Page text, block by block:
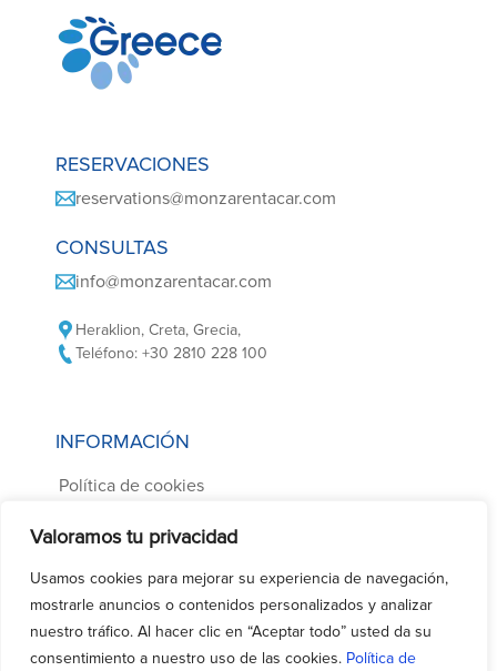
Valoramos tu privacidad
Usamos cookies para mejorar su experiencia de navegación,
mostrarle anuncios o contenidos personalizados y analizar
nuestro tráfico. Al hacer clic en “Aceptar todo” usted da su
consentimiento a nuestro uso de las cookies. Política de
RESERVACIONES
reservations@monzarentacar.com
CONSULTAS
info@monzarentacar.com
Heraklion, Creta, Grecia,
Teléfono: +30 2810 228 100
INFORMACIÓN
Política de cookies
Condiciones de alquiler
Preguntas frecuentes